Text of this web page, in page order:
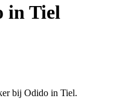
in Tiel
bij Odido in Tiel.